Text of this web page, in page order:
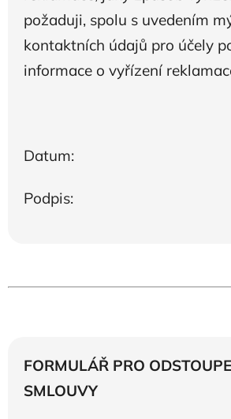
požaduji, spolu s uvedením
kontaktních údajů pro účely
informace o vyřízení
Datum:
Podpis:
FORMULÁŘ PRO
SMLOUVY